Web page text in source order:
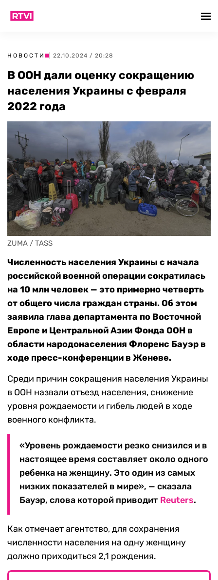
НОВОСТИ | 22.10.2024 / 20:28
В ООН дали оценку сокращению
населения Украины с февраля
2022 года
ZUMA / TASS
Численность населения Украины с начала
российской военной операциисократилась
на 10 млн человек — это примерно четверть
от общего числа граждан страны. Об этом
заявила глава департамента по Восточной
Европе и Центральной Азии Фонда ООН в
области народонаселения Флоренс Бауэр в
ходе пресс-конференции в Женеве.
Среди причин сокращения населения Украины
в ООН назвали отъезд населения, снижение
уровня рождаемости и гибель людей в ходе
военного конфликта.
«Уровень рождаемости резко снизился и в
настоящее время составляет около одного
ребенка на женщину. Это один из самых
низких показателей в мире», — сказала
Бауэр, слова которой приводит Reuters.
Как отмечает агентство, для сохранения
численности населения на одну женщину
должно приходиться 2,1 рождения.